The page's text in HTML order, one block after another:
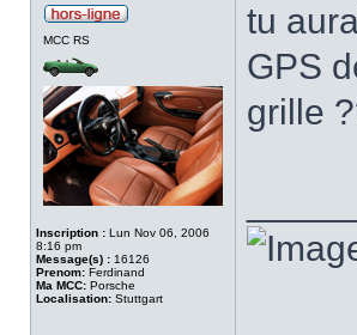
MCC RS
Inscription : Lun Nov 06, 2006
8:16 pm
Message(s) : 16126
Prenom: Ferdinand
Ma MCC: Porsche
Localisation: Stuttgart
tu
GPS
grille